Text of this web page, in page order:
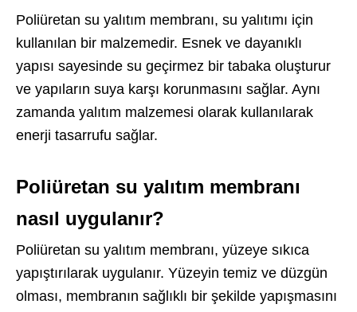
Poliüretan su yalıtım membranı, su yalıtımı için
kullanılan bir malzemedir. Esnek ve dayanıklı
yapısı sayesinde su geçirmez bir tabaka oluşturur
ve yapıların suya karşı korunmasını sağlar. Aynı
zamanda yalıtım malzemesi olarak kullanılarak
enerji tasarrufu sağlar.
Poliüretan su yalıtım membranı
nasıl uygulanır?
Poliüretan su yalıtım membranı, yüzeye sıkıca
yapıştırılarak uygulanır. Yüzeyin temiz ve düzgün
olması, membranın sağlıklı bir şekilde yapışmasını